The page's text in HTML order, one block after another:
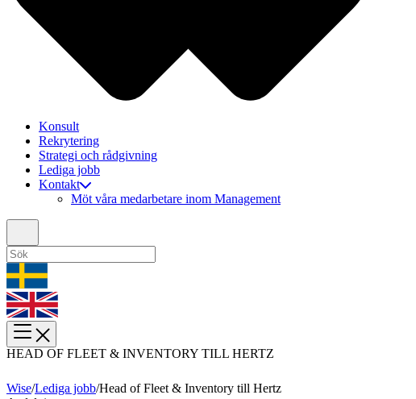
Konsult
Rekrytering
Strategi och rådgivning
Lediga jobb
Kontakt
Möt våra medarbetare inom Management
HEAD OF FLEET & INVENTORY TILL HERTZ
Wise/Lediga jobb/Head of Fleet & Inventory till Hertz